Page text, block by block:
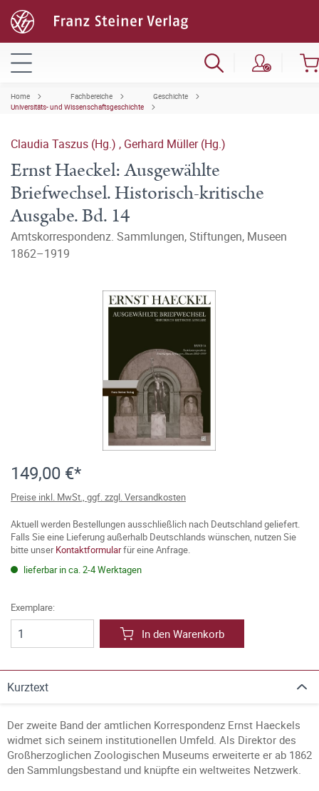
Home Fachbereiche
Geschichte
Universitäts- und Wissenschaftsgeschichte
Claudia Taszus (Hg.) , Gerhard Müller (Hg.)
Ernst Haeckel: Ausgewählte
Briefwechsel. Historisch-kritische
Ausgabe. Bd. 14
Amtskorrespondenz. Sammlungen, Stiftungen, Museen
1862–1919
149,00 €*
Preise inkl. MwSt., ggf. zzgl. Versandkosten
Aktuell werden Bestellungen ausschließlich nach Deutschland geliefert.
Falls Sie eine Lieferung außerhalb Deutschlands wünschen, nutzen Sie
bitte unserKontaktformularfür eine Anfrage.
lieferbar in ca. 2-4 Werktagen
Exemplare:
In den Warenkorb
Kurztext
Der zweite Band der amtlichen Korrespondenz Ernst Haeckels
widmet sich seinem institutionellen Umfeld. Als Direktor des
Großherzoglichen Zoologischen Museums erweiterte er ab 1862
den Sammlungsbestand und knüpfte ein weltweites Netzwerk.